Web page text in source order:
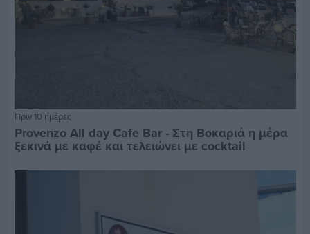
Πριν 10 ημέρες
Provenzo All day Cafe Bar - Στη Βοκαριά η μέρα
ξεκινά με καφέ και τελειώνει με cocktail